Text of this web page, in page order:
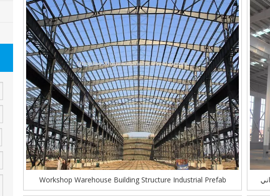
Workshop Warehouse Building Structure Industrial Prefab